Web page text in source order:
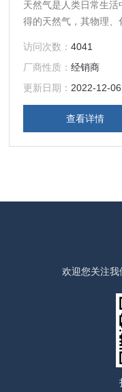
天然气是人类日常生
得的天然气，其物理、
度是是天然气质量的
了当前监测需要我们研
器，望有助于中国天然
访问次数：4041
厂商性质：经销商
更新日期： 2022-12-06
查看详情
欢迎您关注我